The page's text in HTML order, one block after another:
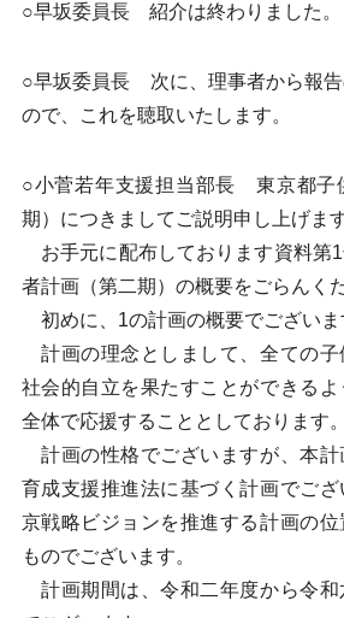
○早坂委員長 紹介は終わりました。
○早坂委員長 次に、理事者から報
ので、これを聴取いたします。
○小菅若年支援担当部長 東京都子
期）につきましてご説明申し上げます
お手元に配布しております資料第
者計画（第二期）の概要をごらんく
初めに、1の計画の概要でございま
計画の理念としまして、全ての子
社会的自立を果たすことができる
全体で応援することとしております。
計画の性格でございますが、本計
育成支援推進法に基づく計画でご
京戦略ビジョンを推進する計画の
ものでございます。
計画期間は、令和二年度から令和